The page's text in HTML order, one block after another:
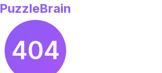
PuzzleBrain
404